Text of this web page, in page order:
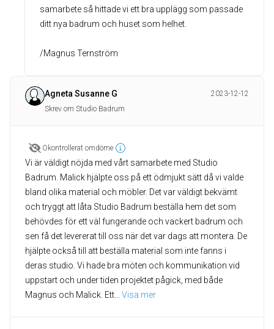
samarbete så hittade vi ett bra upplägg som passade
ditt nya badrum och huset som helhet.
/Magnus Ternström
Agneta Susanne G
2023-12-12
Skrev om Studio Badrum
Okontrollerat omdöme
Vi är väldigt nöjda med vårt samarbete med Studio
Badrum. Malick hjälpte oss på ett ödmjukt sätt då vi valde
bland olika material och möbler. Det var väldigt bekvämt
och tryggt att låta Studio Badrum beställa hem det som
behövdes för ett väl fungerande och vackert badrum och
sen få det levererat till oss när det var dags att montera. De
hjälpte också till att beställa material som inte fanns i
deras studio. Vi hade bra möten och kommunikation vid
uppstart och under tiden projektet pågick, med både
Magnus och Malick. Ett
Visa mer